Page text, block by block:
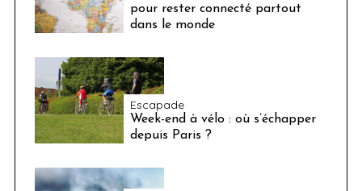
pour rester connecté partout
dans le monde
Escapade
Week-end à vélo : où s’échapper
depuis Paris ?